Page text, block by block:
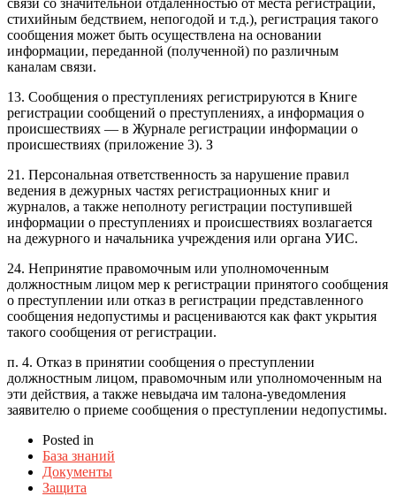
стихийным бедствием, непогодой и т.д.), регистрация такого
сообщения может быть осуществлена на основании
информации, переданной (полученной) по различным
каналам связи.
13. Сообщения о преступлениях регистрируются в Книге
регистрации сообщений о преступлениях, а информация о
происшествиях — в Журнале регистрации информации о
происшествиях (приложение 3). З
21. Персональная ответственность за нарушение правил
ведения в дежурных частях регистрационных книг и
журналов, а также неполноту регистрации поступившей
информации о преступлениях и происшествиях возлагается
на дежурного и начальника учреждения или органа УИС.
24. Непринятие правомочным или уполномоченным
должностным лицом мер к регистрации принятого сообщения
о преступлении или отказ в регистрации представленного
сообщения недопустимы и расцениваются как факт укрытия
такого сообщения от регистрации.
п. 4. Отказ в принятии сообщения о преступлении
должностным лицом, правомочным или уполномоченным на
эти действия, а также невыдача им талона-уведомления
заявителю о приеме сообщения о преступлении недопустимы.
Posted in
База знаний
Документы
Защита